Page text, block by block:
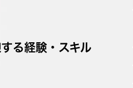
る経験・スキル